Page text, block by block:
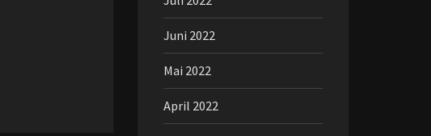
Juni 2022
Mai 2022
April 2022